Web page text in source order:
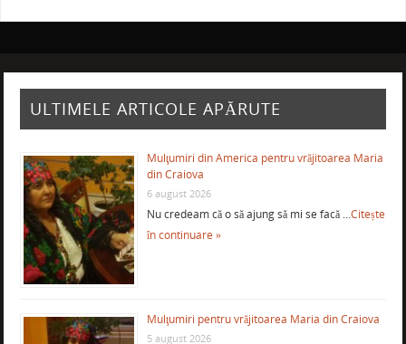
ULTIMELE ARTICOLE APĂRUTE
Mulţumiri din America pentru vrăjitoarea Maria
din Craiova
6 august 2026
Nu credeam că o să ajung să mi se facă …Citește
în continuare »
Mulţumiri pentru vrăjitoarea Maria din Craiova
5 august 2026